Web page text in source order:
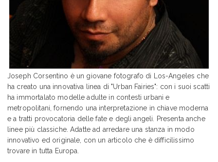
Joseph Corsentino è un giovane fotografo di Los-Angeles che
ha creato una innovativa linea di "Urban Fairies": con i suoi scatti
ha immortalato modelle adulte in contesti urbani e
metropolitani, fornendo una interpretazione in chiave moderna
e a tratti provocatoria delle fate e degli angeli. Presenta anche
linee più classiche. Adatte ad arredare una stanza in modo
innovativo ed originale, con un articolo che è difficilissimo
trovare in tutta Europa.